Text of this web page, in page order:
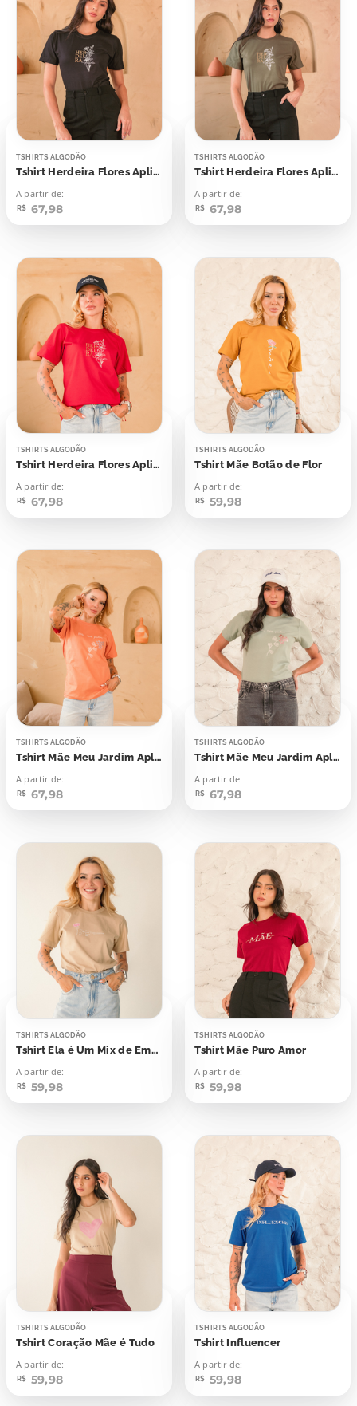
TSHIRTS ALGODÃO
Tshirt Herdeira Flores Aplicação
A partir de:
R$ 67,98
TSHIRTS ALGODÃO
Tshirt Herdeira Flores Aplicação
A partir de:
R$ 67,98
TSHIRTS ALGODÃO
Tshirt Herdeira Flores Aplicação
A partir de:
R$ 67,98
TSHIRTS ALGODÃO
Tshirt Mãe Botão de Flor
A partir de:
R$ 59,98
TSHIRTS ALGODÃO
Tshirt Mãe Meu Jardim Aplicação
A partir de:
R$ 67,98
TSHIRTS ALGODÃO
Tshirt Mãe Meu Jardim Aplicação
A partir de:
R$ 67,98
TSHIRTS ALGODÃO
Tshirt Ela é Um Mix de Emoções
A partir de:
R$ 59,98
TSHIRTS ALGODÃO
Tshirt Mãe Puro Amor
A partir de:
R$ 59,98
TSHIRTS ALGODÃO
Tshirt Coração Mãe é Tudo
A partir de:
R$ 59,98
TSHIRTS ALGODÃO
Tshirt Influencer
A partir de:
R$ 59,98